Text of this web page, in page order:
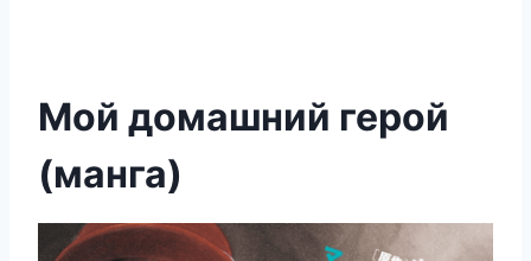
Мой домашний герой
(манга)